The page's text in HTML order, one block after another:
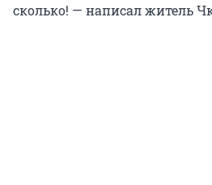
сколько! — написал житель